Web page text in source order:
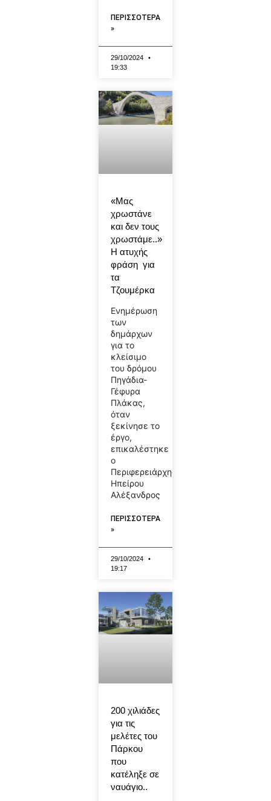
ΠΕΡΙΣΣΟΤΕΡΑ
»
29/10/2024
19:33
«Μας
χρωστάνε
και δεν τους
χρωστάμε..»
Η ατυχής
φράση για
τα
Τζουμέρκα
Ενημέρωση
των
δημάρχων
για το
κλείσιμο
του δρόμου
Πηγάδια-
Γέφυρα
Πλάκας,
όταν
ξεκίνησε το
έργο,
επικαλέστηκε
ο
Περιφερειάρχης
Ηπείρου
Αλέξανδρος
ΠΕΡΙΣΣΟΤΕΡΑ
»
29/10/2024
19:17
200 χιλιάδες
για τις
μελέτες του
Πάρκου
που
κατέληξε σε
ναυάγιο..